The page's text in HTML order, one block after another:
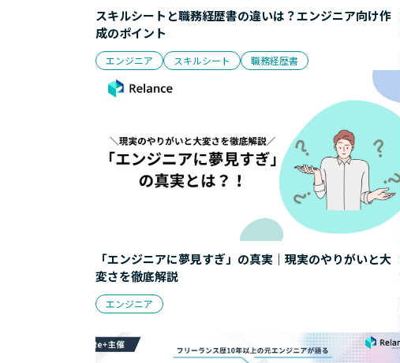
スキルシートと職務経歴書の違いは？エンジニア向け作
成のポイント
エンジニア スキルシート 職務経歴書
「エンジニアに夢見すぎ」の真実｜現実のやりがいと大
変さを徹底解説
エンジニア